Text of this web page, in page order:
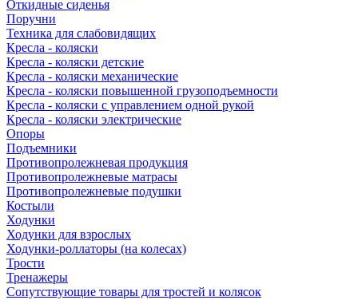
Откидные сиденья
Поручни
Техника для слабовидящих
Кресла - коляски
Кресла - коляски детские
Кресла - коляски механические
Кресла - коляски повышенной грузоподъемности
Кресла - коляски с управлением одной рукой
Кресла - коляски электрические
Опоры
Подъемники
Противопролежневая продукция
Противопролежневые матрасы
Противопролежневые подушки
Костыли
Ходунки
Ходунки для взрослых
Ходунки-роллаторы (на колесах)
Трости
Тренажеры
Сопутствующие товары для тростей и колясок